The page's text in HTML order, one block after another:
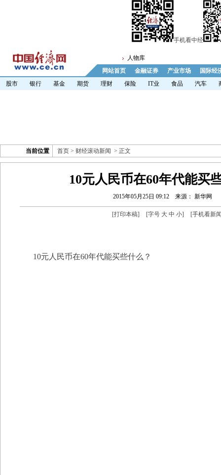
手机看中经
人物库
网站首页
金融证券 产业市场
国际经
股市
银行 基金 期货 理财 保险 IT业 食品 汽车
当前位置 首页 > 财经滚动新闻 > 正文
10元人民币在60年代能买
2015年05月25日 09:12 来源： 新华网
[打印本稿] [字号 大 中 小] [手机看新
10元人民币在60年代能买些什么？